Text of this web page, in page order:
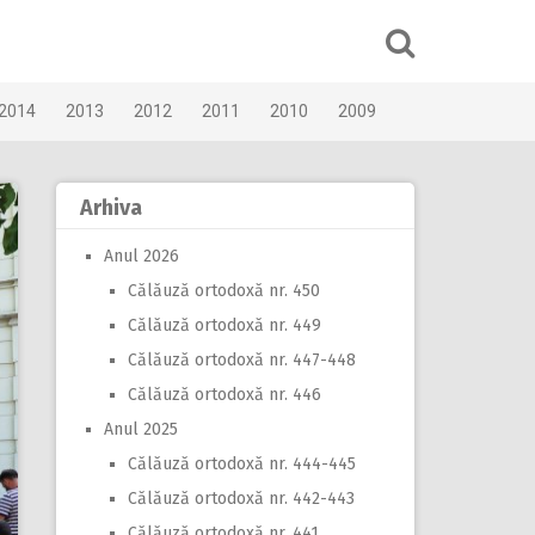
2013 2012 2011 2010 2009
Arhiva
Anul 2026
Călăuză ortodoxă nr. 450
Călăuză ortodoxă nr. 449
Călăuză ortodoxă nr. 447-448
Călăuză ortodoxă nr. 446
Anul 2025
Călăuză ortodoxă nr. 444-445
Călăuză ortodoxă nr. 442-443